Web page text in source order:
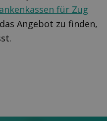
für Zug
Angebot zu finden,